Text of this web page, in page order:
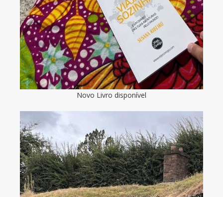
Novo Livro disponível